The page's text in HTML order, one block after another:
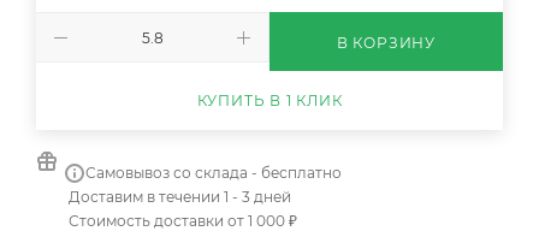
В КОРЗИНУ
КУПИТЬ В 1 КЛИК
Самовывоз со склада - бесплатно
Доставим в течении 1 - 3 дней
Стоимость доставки от 1 000 ₽